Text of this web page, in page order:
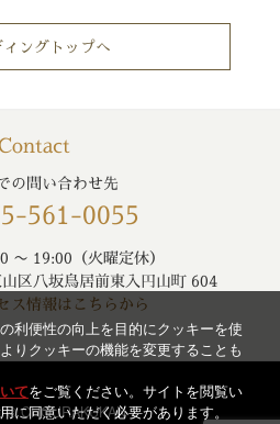
ィングトップへ
の問い合わせ先
561-0055
〜 19:00（火曜定休）
区八坂鳥居前東入円山町 604
ス情報はこちらから
© CHOURAKUKAN
利便性の向上を目的にクッキーを使
りクッキーの機能を変更することも
てをご覧ください。サイトを閲覧い
に同意いただく必要があります。